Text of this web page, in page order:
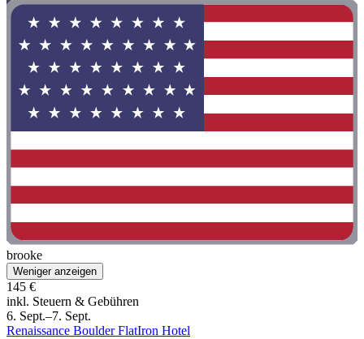
brooke
Weniger anzeigen
145 €
inkl. Steuern & Gebühren
6. Sept.–7. Sept.
Renaissance Boulder FlatIron Hotel